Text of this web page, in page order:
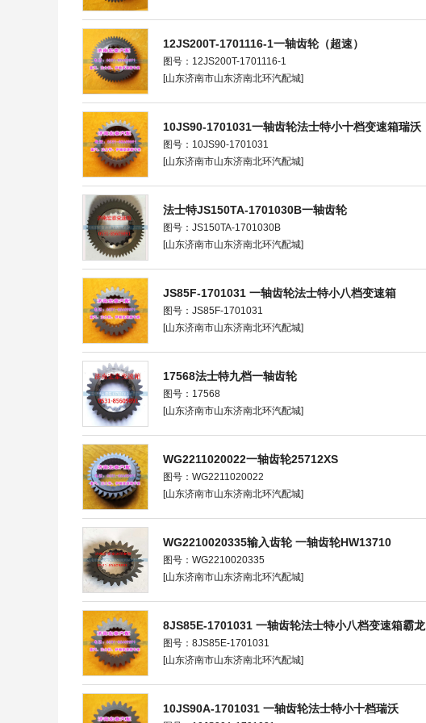
12JS200T-1701116-1一轴齿轮（超速）
图号：12JS200T-1701116-1
[山东济南市山东济南北环汽配城]
10JS90-1701031一轴齿轮法士特小十档变速箱瑞沃
图号：10JS90-1701031
[山东济南市山东济南北环汽配城]
法士特JS150TA-1701030B一轴齿轮
图号：JS150TA-1701030B
[山东济南市山东济南北环汽配城]
JS85F-1701031 一轴齿轮法士特小八档变速箱
图号：JS85F-1701031
[山东济南市山东济南北环汽配城]
17568法士特九档一轴齿轮
图号：17568
[山东济南市山东济南北环汽配城]
WG2211020022一轴齿轮25712XS
图号：WG2211020022
[山东济南市山东济南北环汽配城]
WG2210020335输入齿轮 一轴齿轮HW13710
图号：WG2210020335
[山东济南市山东济南北环汽配城]
8JS85E-1701031 一轴齿轮法士特小八档变速箱霸龙
图号：8JS85E-1701031
[山东济南市山东济南北环汽配城]
10JS90A-1701031 一轴齿轮法士特小十档瑞沃